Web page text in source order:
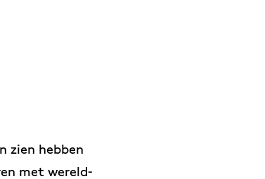
zien hebben
met wereld-